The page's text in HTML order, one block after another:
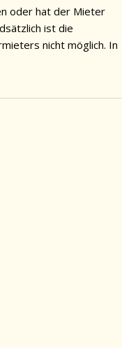
oder hat der Mieter
ist die
nicht möglich. In